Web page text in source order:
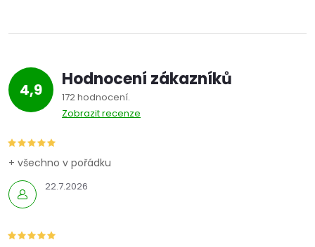
4,9 Hodnocení zákazníků
172 hodnocení
Zobrazit recenze
22.7.2026
+ všechno v pořádku